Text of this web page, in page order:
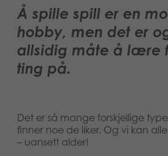
Leker
Bøker
Arkiverte produkter
MediaEnglish
Suomi
Français
Å spille spill er en
hobby, men det er
allsidig måte å lære
ting på.
Det er så mange forskjellige
finner noe de liker. Og vi kan
– uansett alder!